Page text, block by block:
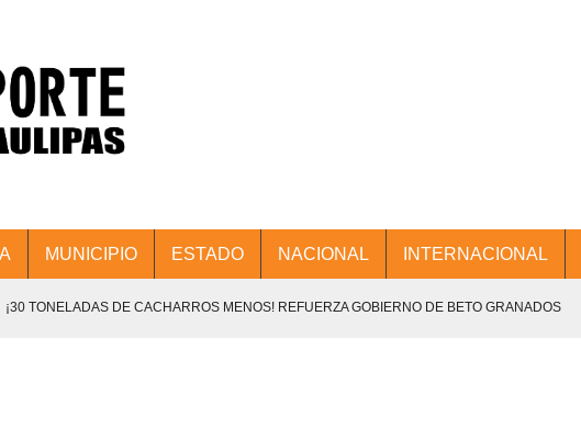
MUNICIPIO ESTADO NACIONAL INTERNACIONAL
¡30 TONELADAS DE CACHARROS MENOS! REFUERZA GOBIERNO DE BETO GRANADOS
LA COMUNIDAD!